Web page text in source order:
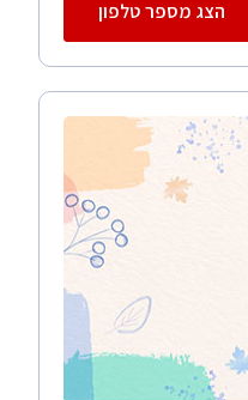
הצג מספר טלפון